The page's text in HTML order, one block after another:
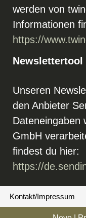
werden von
Informationen
https://
Newslettertool
Unseren
den Anbieter
Dateneingaben
GmbH
findest du hier:
https://
Kontakt/Impressum